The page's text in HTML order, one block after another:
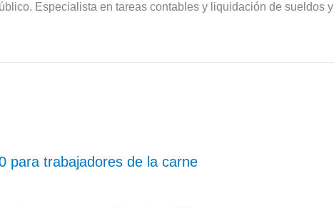
Especialista en tareas contables y liquidación de sueldos y
para trabajadores de la carne